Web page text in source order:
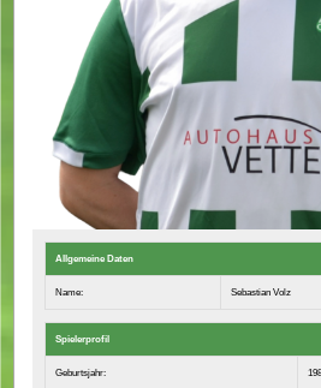
Allgemeine Daten
Name: Sebastian Volz
Spielerprofil
Geburtsjahr: